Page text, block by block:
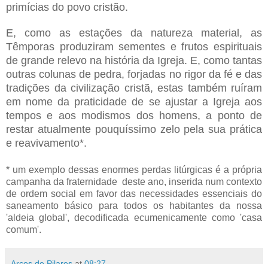
primícias do povo cristão.
E, como as estações da natureza material, as
Têmporas produziram sementes e frutos espirituais
de grande relevo na história da Igreja. E, como tantas
outras colunas de pedra, forjadas no rigor da fé e das
tradições da civilização cristã, estas também ruíram
em nome da praticidade de se ajustar a Igreja aos
tempos e aos modismos dos homens, a ponto de
restar atualmente pouquíssimo zelo pela sua prática
e reavivamento*.
* um exemplo dessas enormes perdas litúrgicas é a própria
campanha da fraternidade deste ano, inserida num contexto
de ordem social em favor das necessidades essenciais do
saneamento básico para todos os habitantes da nossa
'aldeia global', decodificada ecumenicamente como 'casa
comum'.